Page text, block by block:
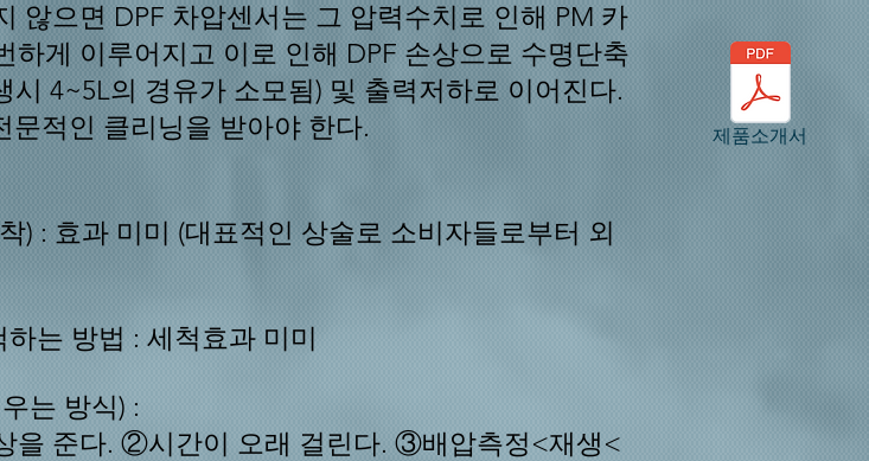
제품소개서
않으면 DPF 차압센서는 그 압력수치로 인해 PM 카
게 이루어지고 이로 인해 DPF 손상으로 수명단축
4~5L의 경유가 소모됨) 및 출력저하로 이어진다.
문적인 클리닝을 받아야 한다.
) : 효과 미미 (대표적인 상술로 소비자들로부터 외
하는 방법 : 세척효과 미미
는 방식) :
을 준다. ②시간이 오래 걸린다. ③배압측정<재생<